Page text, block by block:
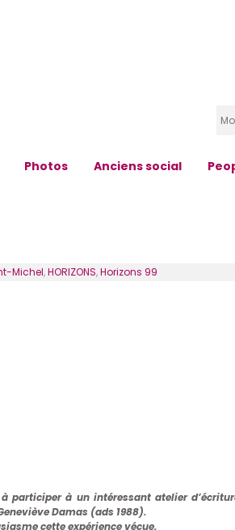
Photos Anciens social
Michel,HORIZONS,Horizons 99
participer à un intéressant atelier
Damas (ads 1988).
cette expérience vécue.